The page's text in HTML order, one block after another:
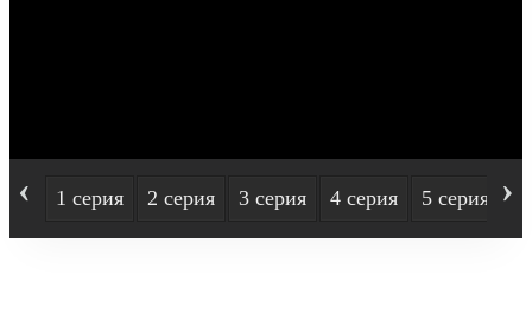
‹ 1 серия 2 серия 3 серия 4 серия 5 серия ›